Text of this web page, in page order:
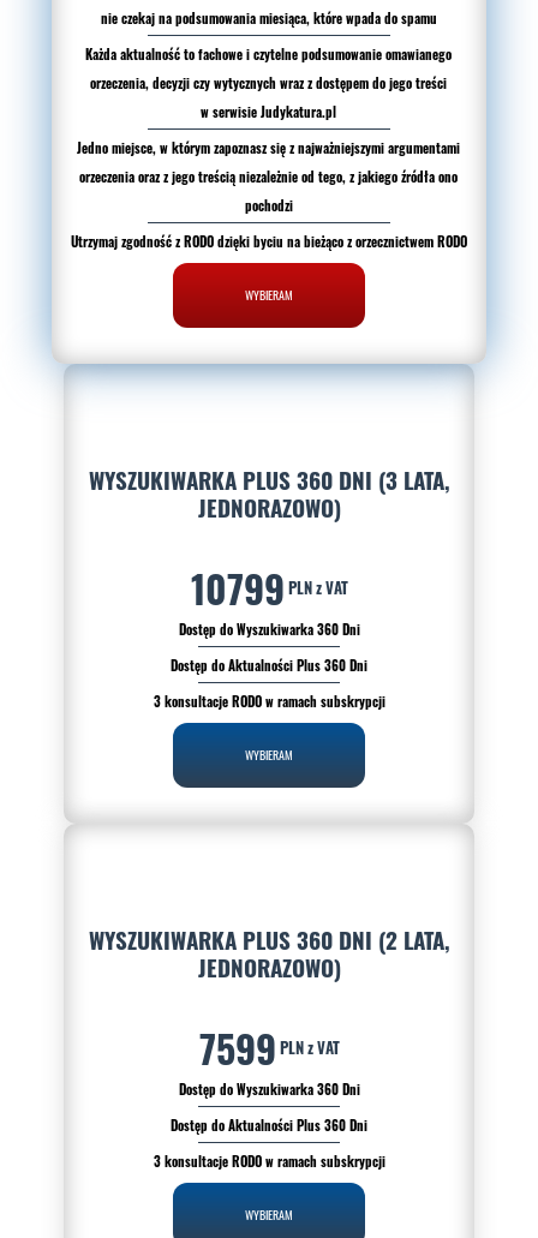
nie czekaj na podsumowania miesiąca, które wpada do spamu
Każda aktualność to fachowe i czytelne podsumowanie omawianego
orzeczenia, decyzji czy wytycznych wraz z dostępem do jego treści
w serwisie Judykatura.pl
Jedno miejsce, w którym zapoznasz się z najważniejszymi argumentami
orzeczenia oraz z jego treścią niezależnie od tego, z jakiego źródła ono
pochodzi
Utrzymaj zgodność z RODO dzięki byciu na bieżąco z orzecznictwem RODO
WYBIERAM
WYSZUKIWARKA PLUS 360 DNI (3 LATA,
JEDNORAZOWO)
10799 PLN z VAT
Dostęp do Wyszukiwarka 360 Dni
Dostęp do Aktualności Plus 360 Dni
3 konsultacje RODO w ramach subskrypcji
WYBIERAM
WYSZUKIWARKA PLUS 360 DNI (2 LATA,
JEDNORAZOWO)
7599 PLN z VAT
Dostęp do Wyszukiwarka 360 Dni
Dostęp do Aktualności Plus 360 Dni
3 konsultacje RODO w ramach subskrypcji
WYBIERAM